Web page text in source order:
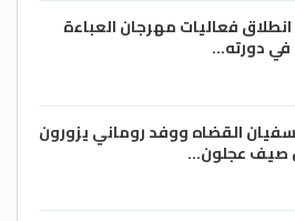
فعاليات مهرجان العباءة
في دورته…
القضاه ووفد روماني يزورون
صيف عجلون…